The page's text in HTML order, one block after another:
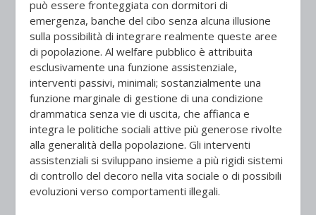
può essere fronteggiata con dormitori di
emergenza, banche del cibo senza alcuna illusione
sulla possibilità di integrare realmente queste aree
di popolazione. Al welfare pubblico è attribuita
esclusivamente una funzione assistenziale,
interventi passivi, minimali; sostanzialmente una
funzione marginale di gestione di una condizione
drammatica senza vie di uscita, che affianca e
integra le politiche sociali attive più generose rivolte
alla generalità della popolazione. Gli interventi
assistenziali si sviluppano insieme a più rigidi sistemi
di controllo del decoro nella vita sociale o di possibili
evoluzioni verso comportamenti illegali.